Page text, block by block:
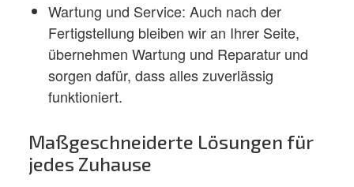
​Wartung und Service: Auch nach der
Fertigstellung bleiben wir an Ihrer Seite,
übernehmen Wartung und Reparatur und
sorgen dafür, dass alles zuverlässig
funktioniert.
Maßgeschneiderte Lösungen für
jedes Zuhause